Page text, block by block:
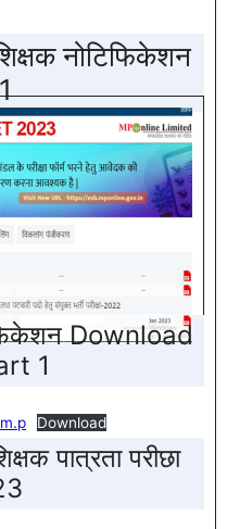
नोटिफिकेशन
Download
1
Download
पात्रता परीछा